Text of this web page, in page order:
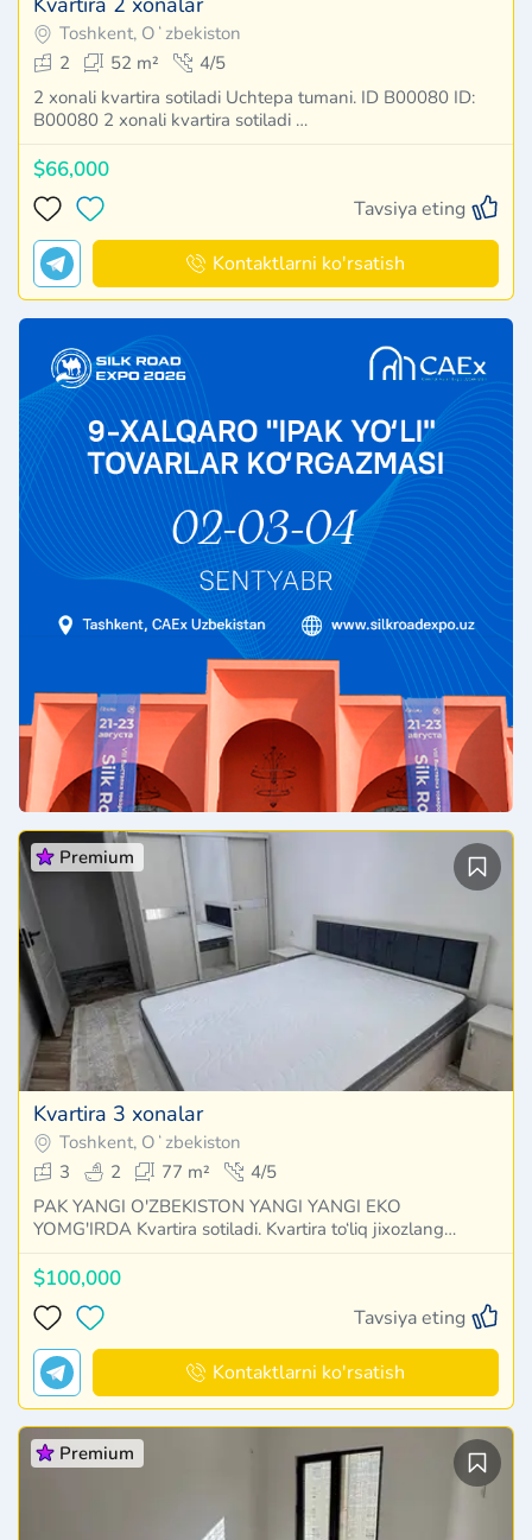
Toshkent, Oʻzbekiston
2
52 m²
4/5
2 xonali kvartira sotiladi Uchtepa tumani. ID B00080 ID:
B00080 2 xonali kvartira sotiladi …
$66,000
Tavsiya eting
Kontaktlarni ko'rsatish
Premium
Kvartira 3 xonalar
Toshkent, Oʻzbekiston
3
2 77 m²
4/5
PAK YANGI O'ZBEKISTON YANGI YANGI EKO
YOMG'IRDA Kvartira sotiladi. Kvartira to‘liq jixozlang…
$100,000
Tavsiya eting
Kontaktlarni ko'rsatish
Premium